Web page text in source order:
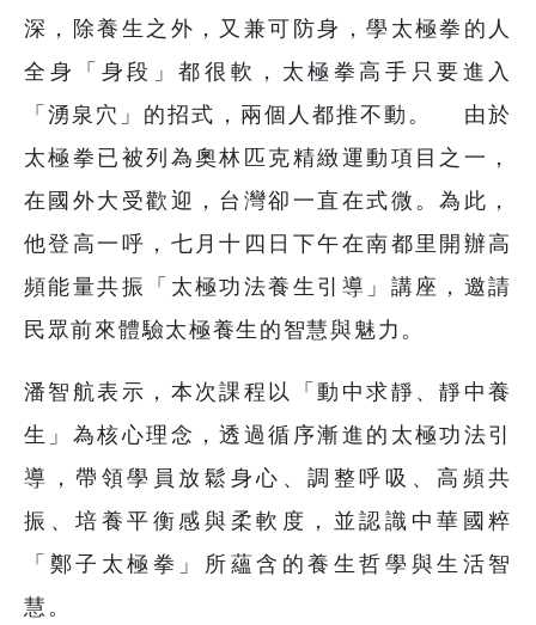
深，除養生之外，又兼可防身，學太極拳的人
全身「身段」都很軟，太極拳高手只要進入
「湧泉穴」的招式，兩個人都推不動。 由於
太極拳已被列為奧林匹克精緻運動項目之一，
在國外大受歡迎，台灣卻一直在式微。為此，
他登高一呼，七月十四日下午在南都里開辦高
頻能量共振「太極功法養生引導」講座，邀請
民眾前來體驗太極養生的智慧與魅力。
潘智航表示，本次課程以「動中求靜、靜中養
生」為核心理念，透過循序漸進的太極功法引
導，帶領學員放鬆身心、調整呼吸、高頻共
振、培養平衡感與柔軟度，並認識中華國粹
「鄭子太極拳」所蘊含的養生哲學與生活智
慧。